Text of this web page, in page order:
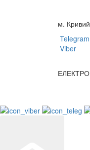
м.
Telegram
Viber